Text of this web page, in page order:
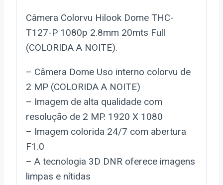
Câmera Colorvu Hilook Dome THC-
T127-P 1080p 2.8mm 20mts Full
(COLORIDA A NOITE).
– Câmera Dome Uso interno colorvu de
2 MP (COLORIDA A NOITE)
– Imagem de alta qualidade com
resolução de 2 MP. 1920 X 1080
– Imagem colorida 24/7 com abertura
F1.0
– A tecnologia 3D DNR oferece imagens
limpas e nítidas